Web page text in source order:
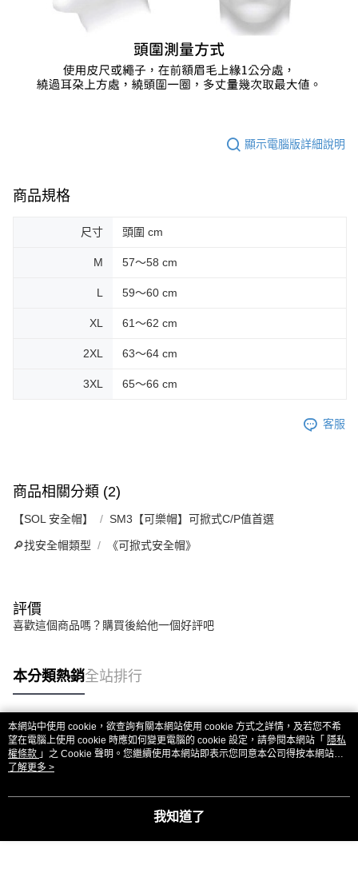
顯示電腦版詳細說明
商品規格
尺寸 頭圍 cm
M 57～58 cm
L 59～60 cm
XL 61～62 cm
2XL 63～64 cm
3XL 65～66 cm
客服
商品相關分類 (2)
【SOL 安全帽】 SM3【可樂帽】可掀式C/P值首選
🔎找安全帽類型 《可掀式安全帽》
評價
喜歡這個商品嗎？購買後給他一個好評吧
本分類熱銷全站排行
熱門標籤
本網站中使用 cookie，欲查詢有關本網站使用 cookie 方式之詳情，及若您不希
望在電腦上使用 cookie 時應如何變更電腦的 cookie 設定，請參閱本網站「 隱私
權條款 」之 Cookie 聲明。您繼續使用本網站即表示您同意本公司得按本網站使
用條款之 Cookie 聲明使用 cookie。
了解更多 >
我知道了